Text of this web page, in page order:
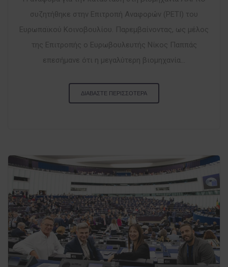
συζητήθηκε στην Επιτροπή Αναφορών (PETI) του
Ευρωπαϊκού Κοινοβουλίου. Παρεμβαίνοντας, ως μέλος
της Επιτροπής ο Ευρωβουλευτής Νίκος Παππάς
επεσήμανε ότι η μεγαλύτερη βιομηχανία...
ΔΙΑΒΑΣΤΕ ΠΕΡΙΣΣΟΤΕΡΑ